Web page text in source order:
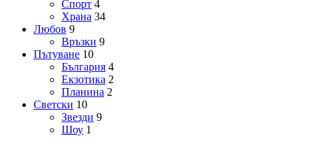
Спорт 4
Храна 34
Любов 9
Връзки 9
Пътуване 10
България 4
Екзотика 2
Планина 2
Светски 10
Звезди 9
Шоу 1